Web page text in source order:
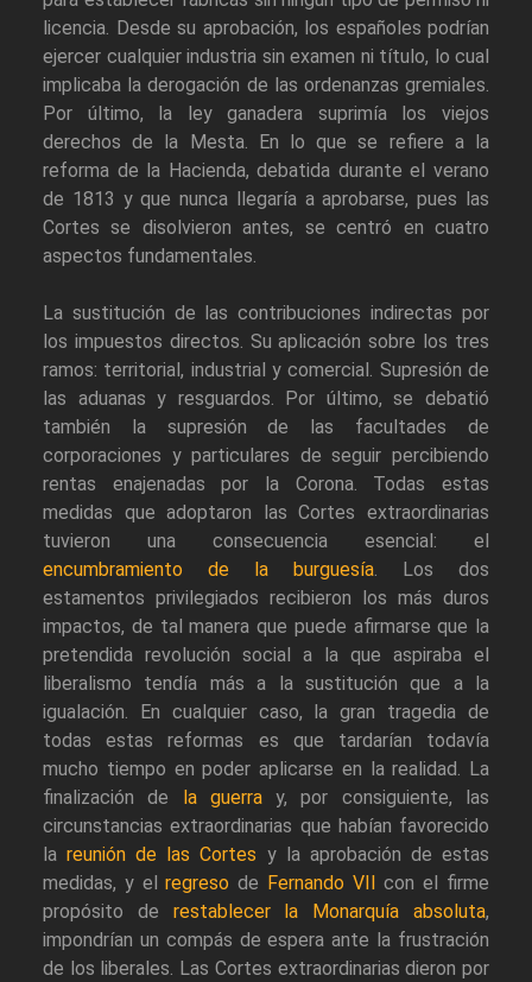
licencia. Desde su aprobación, los españoles podrían
ejercer cualquier industria sin examen ni título, lo cual
implicaba la derogación de las ordenanzas gremiales.
Por último, la ley ganadera suprimía los viejos
derechos de la Mesta. En lo que se refiere a la
reforma de la Hacienda, debatida durante el verano
de 1813 y que nunca llegaría a aprobarse, pues las
Cortes se disolvieron antes, se centró en cuatro
aspectos fundamentales.
La sustitución de las contribuciones indirectas por
los impuestos directos. Su aplicación sobre los tres
ramos: territorial, industrial y comercial. Supresión de
las aduanas y resguardos. Por último, se debatió
también la supresión de las facultades de
corporaciones y particulares de seguir percibiendo
rentas enajenadas por la Corona. Todas estas
medidas que adoptaron las Cortes extraordinarias
tuvieron una consecuencia esencial: el
encumbramiento de la burguesía. Los dos
estamentos privilegiados recibieron los más duros
impactos, de tal manera que puede afirmarse que la
pretendida revolución social a la que aspiraba el
liberalismo tendía más a la sustitución que a la
igualación. En cualquier caso, la gran tragedia de
todas estas reformas es que tardarían todavía
mucho tiempo en poder aplicarse en la realidad. La
finalización de
la guerray, por consiguiente, las
circunstancias extraordinarias que habían favorecido
lareunión de las Cortes y la aprobación de estas
medidas, y elregreso de Fernando VII
con el firme
propósito de restablecer la Monarquía absoluta,
impondrían un compás de espera ante la frustración
de los liberales. Las Cortes extraordinarias dieron por